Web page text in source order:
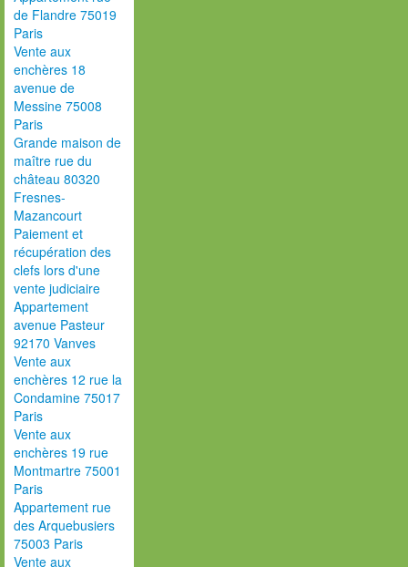
de Flandre 75019
Paris
Vente aux
enchères 18
avenue de
Messine 75008
Paris
Grande maison de
maître rue du
château 80320
Fresnes-
Mazancourt
Paiement et
récupération des
clefs lors d'une
vente judiciaire
Appartement
avenue Pasteur
92170 Vanves
Vente aux
enchères 12 rue la
Condamine 75017
Paris
Vente aux
enchères 19 rue
Montmartre 75001
Paris
Appartement rue
des Arquebusiers
75003 Paris
Vente aux